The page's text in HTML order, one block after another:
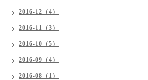
2016-12（4）
2016-11（3）
2016-10（5）
2016-09（4）
2016-08（1）